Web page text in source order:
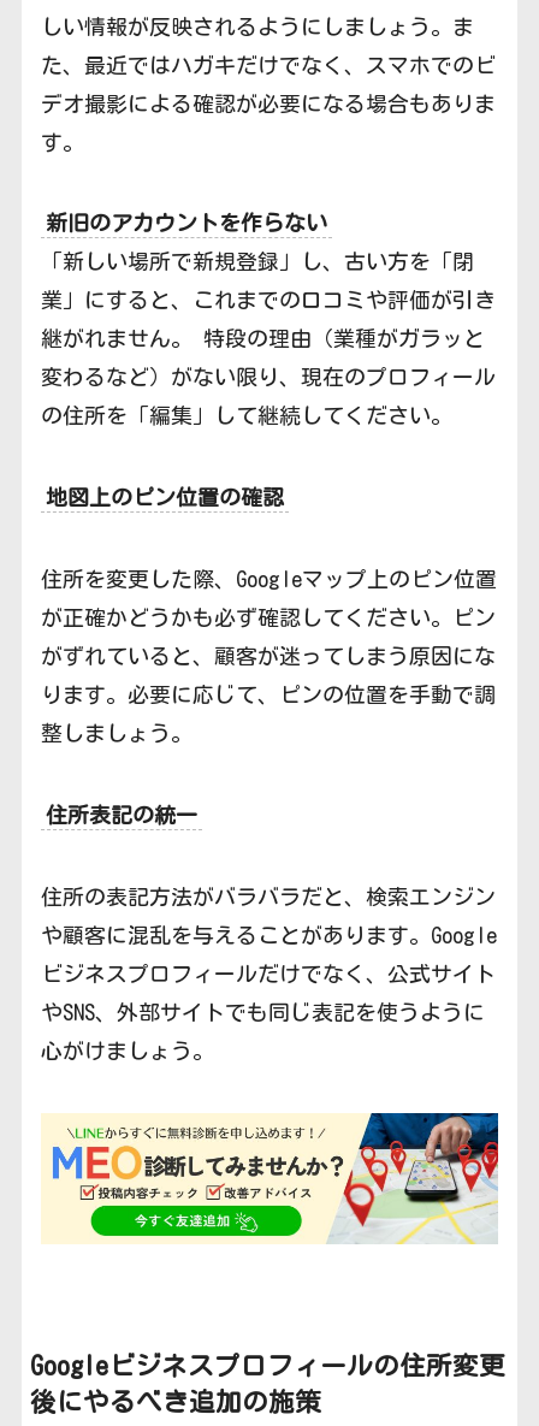
しい情報が反映されるようにしましょう。ま
た、最近ではハガキだけでなく、スマホでのビ
デオ撮影による確認が必要になる場合もありま
す。
新旧のアカウントを作らない
「新しい場所で新規登録」し、古い方を「閉
業」にすると、これまでの口コミや評価が引き
継がれません。 特段の理由（業種がガラッと
変わるなど）がない限り、現在のプロフィール
の住所を「編集」して継続してください。
地図上のピン位置の確認
住所を変更した際、Googleマップ上のピン位置
が正確かどうかも必ず確認してください。ピン
がずれていると、顧客が迷ってしまう原因にな
ります。必要に応じて、ピンの位置を手動で調
整しましょう。
住所表記の統一
住所の表記方法がバラバラだと、検索エンジン
や顧客に混乱を与えることがあります。Google
ビジネスプロフィールだけでなく、公式サイト
やSNS、外部サイトでも同じ表記を使うように
心がけましょう。
Googleビジネスプロフィールの住所変更
後にやるべき追加の施策